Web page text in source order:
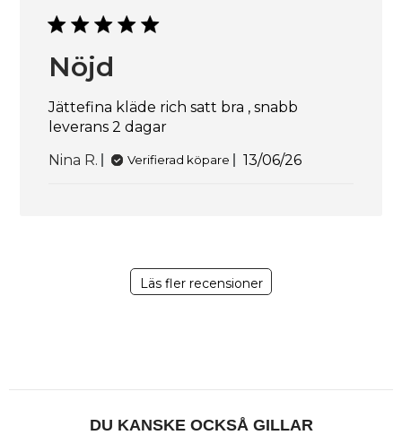
Nöjd
Jättefina kläde rich satt bra , snabb
leverans 2 dagar
Nina R.
Verifierad köpare 13/06/26
Läs fler recensioner
DU KANSKE OCKSÅ GILLAR